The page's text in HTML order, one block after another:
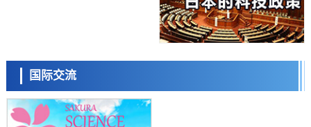
日本东北大学与横滨橡胶全球首次从纳米尺度揭示橡胶—黄铜粘接界面
劣化抑制机制，为提升轮胎安全性与耐久性的材料设计开辟道路
成为新型功能性材料
科学研究
群马大学开发针对难治性癫痫的新型基因疗法，利用超小型GAD67启动
科学研究
九州大学揭示夜间眼压升高机制：两种激素波动叠加所致
国际交流
小岩井忠道